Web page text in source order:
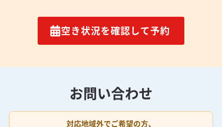
空き状況を確認して予約
お問い合わせ
対応地域外でご希望の方、